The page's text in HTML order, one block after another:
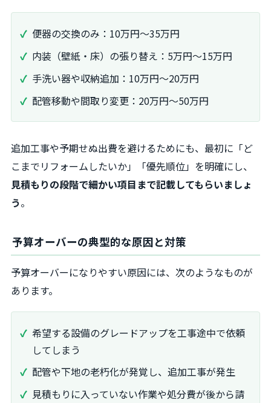
便器の交換のみ：10万円〜35万円
内装（壁紙・床）の張り替え：5万円〜15万円
手洗い器や収納追加：10万円〜20万円
配管移動や間取り変更：20万円〜50万円
追加工事や予期せぬ出費を避けるためにも、最初に「ど
こまでリフォームしたいか」「優先順位」を明確にし、
見積もりの段階で細かい項目まで記載してもらいましょ
う。
予算オーバーの典型的な原因と対策
予算オーバーになりやすい原因には、次のようなものが
あります。
希望する設備のグレードアップを工事途中で依頼
してしまう
配管や下地の老朽化が発覚し、追加工事が発生
見積もりに入っていない作業や処分費が後から請